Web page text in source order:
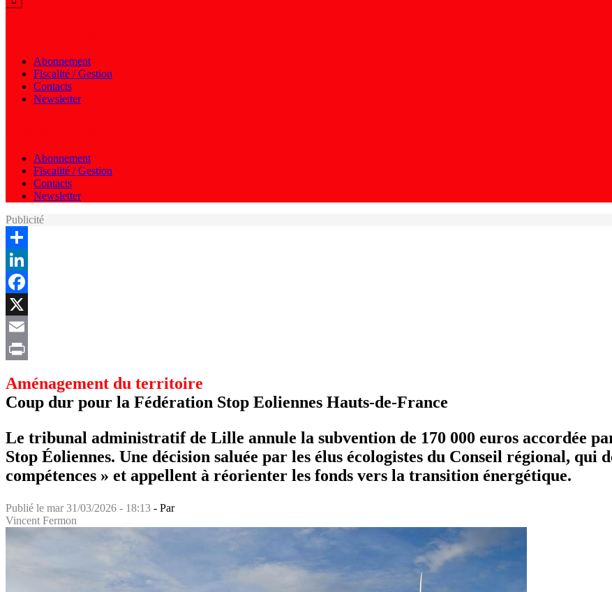
Abonnement
Fiscalité / Gestion
Contacts
Newsletter
Abonnement
Fiscalité / Gestion
Contacts
Newsletter
Publicité
Share
LinkedIn
Facebook
X
Email
Aménagement du territoire
Coup dur pour la Fédération Stop Eoliennes Hauts-de-France
Le tribunal administratif de Lille annule la subvention de 170 000 euros accordée
Stop Éoliennes. Une décision saluée par les élus écologistes du Conseil régional, qui
compétences » et appellent à réorienter les fonds vers la transition énergétique.
Publié le mar 31/03/2026 - 18:13 - Par
Vincent Fermon